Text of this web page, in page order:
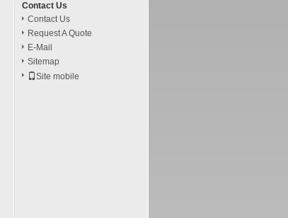
Contact Us
Contact Us
Request A Quote
E-Mail
Sitemap
Site mobile